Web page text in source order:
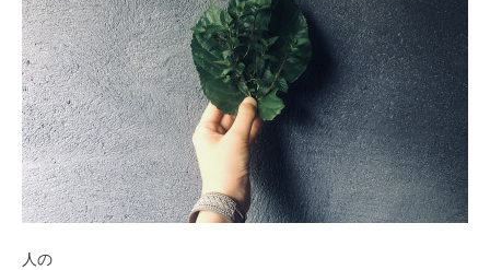
人の